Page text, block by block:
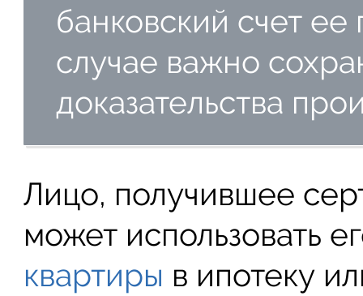
банковский счет
случае важно
доказательства
Лицо, получившее
может использовать
квартиры в ипотеку